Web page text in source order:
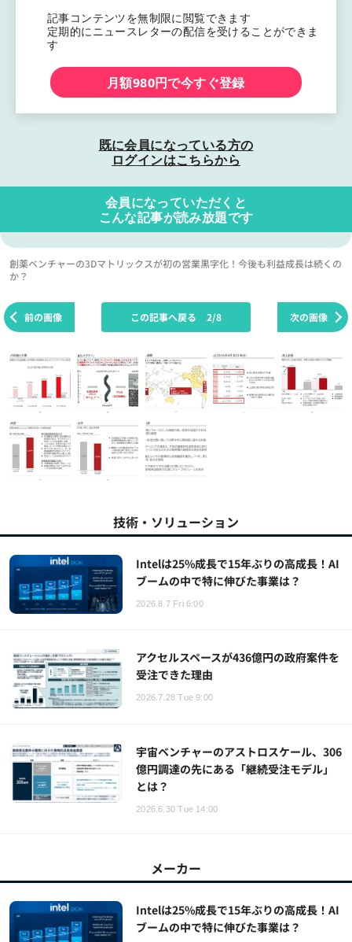
記事コンテンツを無制限に閲覧できます
定期的にニュースレターの配信を受けることができま
す
月額980円で今すぐ登録
既に会員になっている方の
ログインはこちらから
会員になっていただくと
こんな記事が読み放題です
創薬ベンチャーの3Dマトリックスが初の営業黒字化！今後も利益成長は続くの
か？
前の画像 次の画像
この記事へ戻る 2/8
技術・ソリューション
Intelは25%成長で15年ぶりの高成長！AI
ブームの中で特に伸びた事業は？
2026.8.7 Fri 6:00
アクセルスペースが436億円の政府案件を
受注できた理由
2026.7.28 Tue 9:00
宇宙ベンチャーのアストロスケール、306
億円調達の先にある「継続受注モデル」
とは？
2026.6.30 Tue 14:00
メーカー
Intelは25%成長で15年ぶりの高成長！AI
ブームの中で特に伸びた事業は？